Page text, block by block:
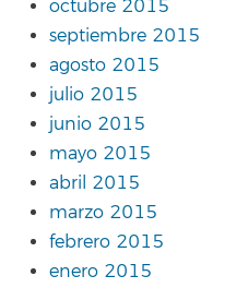
octubre 2015
septiembre 2015
agosto 2015
julio 2015
junio 2015
mayo 2015
abril 2015
marzo 2015
febrero 2015
enero 2015